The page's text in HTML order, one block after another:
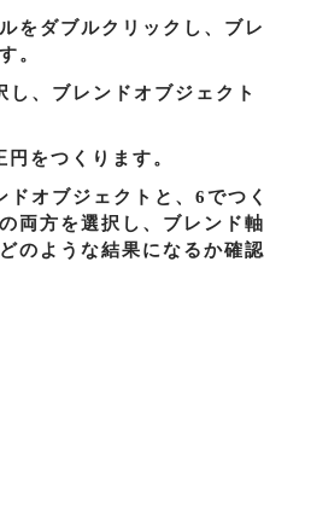
をダブルクリックし、ブレ
。
し、ブレンドオブジェクト
をつくります。
ドオブジェクトと、6でつく
両方を選択し、ブレンド軸
のような結果になるか確認